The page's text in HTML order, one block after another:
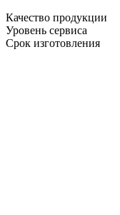
Качество продукции
Уровень сервиса
Срок изготовления